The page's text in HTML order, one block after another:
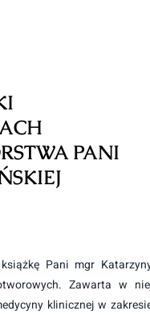
PANI
Pani mgr
Zawarta w
klinicznej w